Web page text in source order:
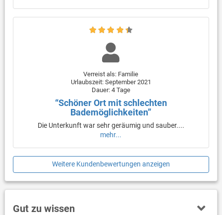
Verreist als: Familie
Urlaubszeit: September 2021
Dauer: 4 Tage
“Schöner Ort mit schlechten
Bademöglichkeiten”
Die Unterkunft war sehr geräumig und sauber....
mehr...
Weitere Kundenbewertungen anzeigen
Gut zu wissen